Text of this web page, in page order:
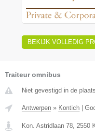
BEKIJK VOLLEDIG
Traiteur omnibus
Niet gevestigd in de
Antwerpen » Kontich |
Kon. Astridlaan 78 2550